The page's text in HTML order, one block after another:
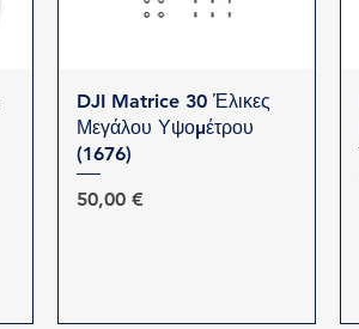
Γρήγορη προβολή
DJI Matrice 30 Έλικες
Μεγάλου Υψομέτρου
(1676)
Τιμή
50,00 €